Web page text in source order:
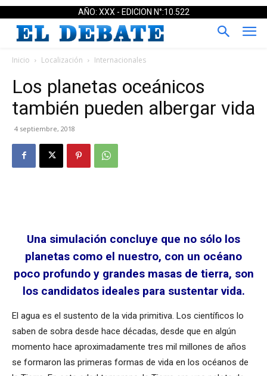
AÑO: XXX - EDICION N°:10.522
Inicio Localización Internacionales
Los planetas oceánicos
también pueden albergar vida
4 septiembre, 2018
Una simulación concluye que no sólo los
planetas como el nuestro, con un océano
poco profundo y grandes masas de tierra, son
los candidatos ideales para sustentar vida.
El agua es el sustento de la vida primitiva. Los científicos lo
saben de sobra desde hace décadas, desde que en algún
momento hace aproximadamente tres mil millones de años
se formaron las primeras formas de vida en los océanos de